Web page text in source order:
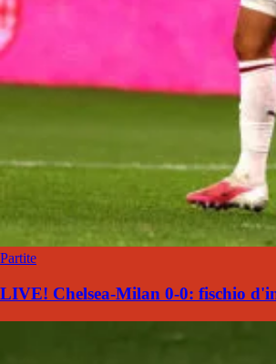
Partite
LIVE! Chelsea-Milan 0-0: fischio